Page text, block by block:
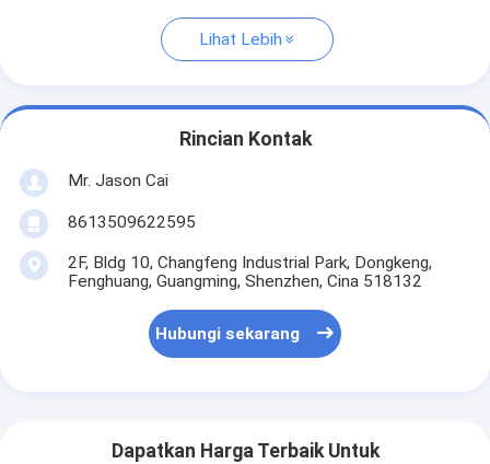
Lihat Lebih
Rincian Kontak
Mr. Jason Cai
8613509622595
2F, Bldg 10, Changfeng Industrial Park, Dongkeng,
Fenghuang, Guangming, Shenzhen, Cina 518132
Hubungi sekarang
Dapatkan Harga Terbaik Untuk